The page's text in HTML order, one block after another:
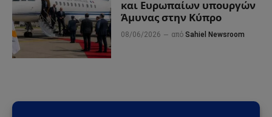
και Ευρωπαίων υπουργών
Άμυνας στην Κύπρο
08/06/2026 από Sahiel Newsroom